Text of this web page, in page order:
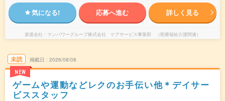
気になる! 応募へ進む 詳しく見る
派遣会社 マンパワーグループ株式会社 ケアサービス事業部 （医療福祉介護関連）
未読
NEW
掲載日 2026/08/08
ゲームや運動などレクのお手伝い他＊デイサー
ビススタッフ